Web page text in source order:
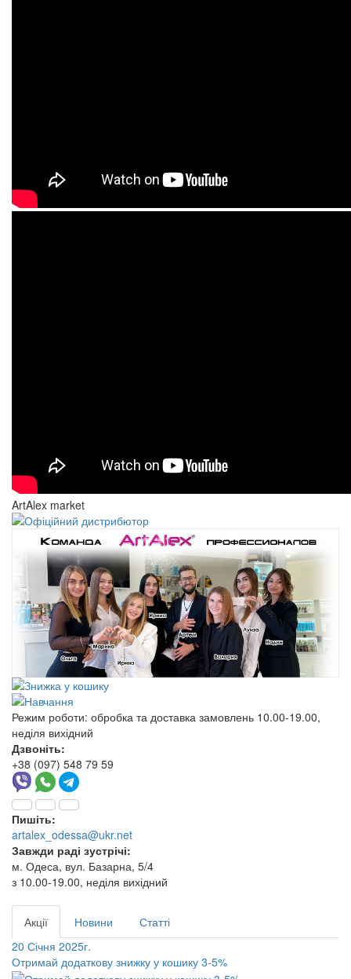
ArtAlex market
Режим роботи: обробка та доставка замовлень 10.00-19.00,
неділя вихідний
Дзвоніть:
+38 (097) 548 79 59
Пишіть:
artalex_odessa@ukr.net
Завжди раді зустрічі:
м. Одеса, вул. Базарна, 5/4
з 10.00-19.00, неділя вихідний
Акції Новини
Статті
20 Січня 2025г.
Отримай додаткову знижку у кошику 3-5%